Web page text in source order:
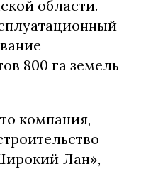
области.
800 га земель
компания,
Лан»,